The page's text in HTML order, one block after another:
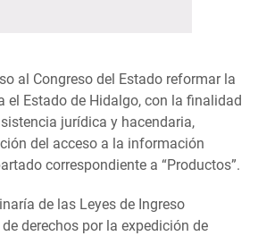
al Congreso del Estado reformar la
el Estado de Hidalgo, con la finalidad
jurídica y hacendaria,
del acceso a la información
correspondiente a “Productos”.
de las Leyes de Ingreso
derechos por la expedición de